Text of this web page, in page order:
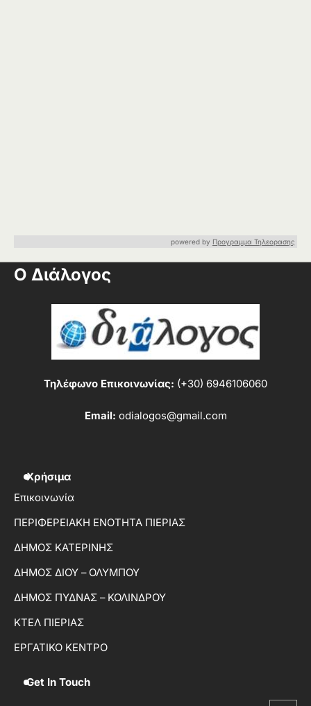
powered by Προγραμμα Τηλεορασης
Ο Διάλογος
Τηλέφωνο Επικοινωνίας: (+30) 6946106060
Email: odialogos@gmail.com
Χρήσιμα
Επικοινωνία
ΠΕΡΙΦΕΡΕΙΑΚΗ ΕΝΟΤΗΤΑ ΠΙΕΡΙΑΣ
ΔΗΜΟΣ ΚΑΤΕΡΙΝΗΣ
ΔΗΜΟΣ ΔΙΟΥ – ΟΛΥΜΠΟΥ
ΔΗΜΟΣ ΠΥΔΝΑΣ – ΚΟΛΙΝΔΡΟΥ
ΚΤΕΛ ΠΙΕΡΙΑΣ
ΕΡΓΑΤΙΚΟ ΚΕΝΤΡΟ
Get In Touch